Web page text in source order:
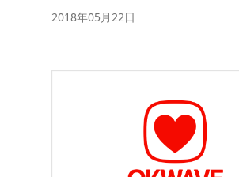
2018年05月22日